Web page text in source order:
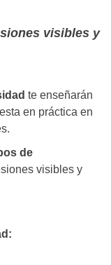
visibles y
te enseñarán
en práctica en
de
visibles y